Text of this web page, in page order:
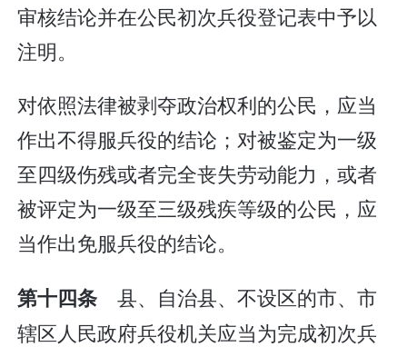
审核结论并在公民初次兵役登记表中予以
注明。
对依照法律被剥夺政治权利的公民，应当
作出不得服兵役的结论；对被鉴定为一级
至四级伤残或者完全丧失劳动能力，或者
被评定为一级至三级残疾等级的公民，应
当作出免服兵役的结论。
第十四条县、自治县、不设区的市、市
辖区人民政府兵役机关应当为完成初次兵